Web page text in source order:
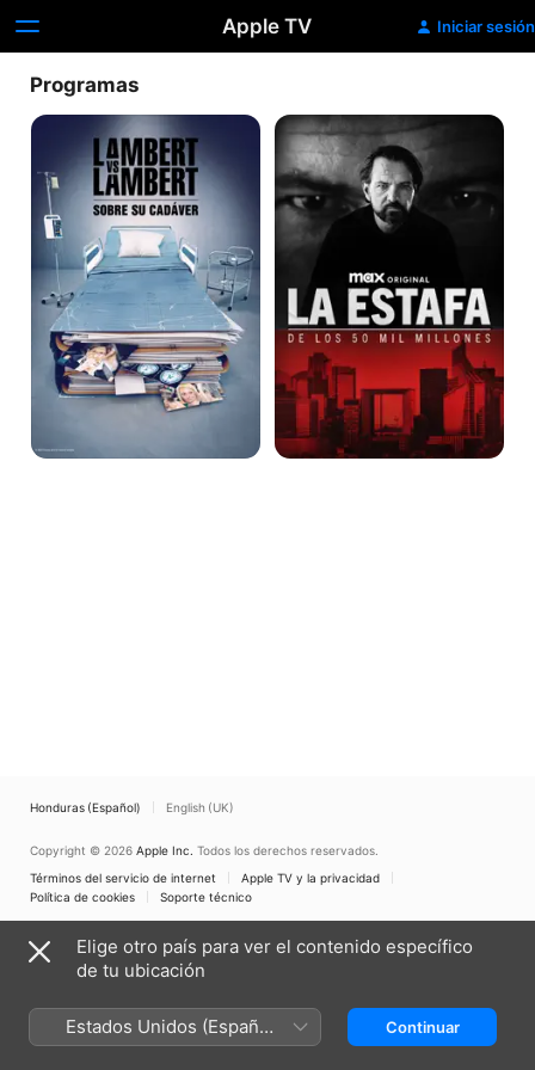
Apple TV Iniciar sesión
Programas
Lambert
Lambert:
Sobre
su
cadáver
La
Estafa
los
50
Millones
Honduras (Español) English (UK)
Copyright © 2026 Apple Inc. Todos los derechos reservados.
Términos del servicio de internet
Apple TV y la privacidad
Política de cookies
Soporte técnico
Elige otro país para ver el contenido específico
de tu ubicación
Estados Unidos (Español
México)
Continuar